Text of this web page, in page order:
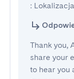
: Lokalizacja
Thank you,
share your
to hear you